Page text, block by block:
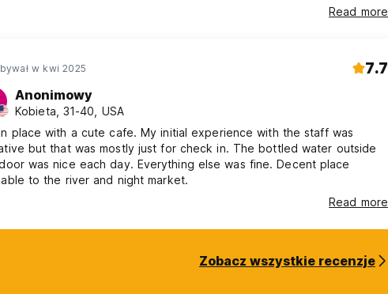
Read more
w kwi 2025 7.7
Anonimowy
Kobieta, 31-40, USA
place with a cute cafe. My initial experience with the staff was
but that was mostly just for check in. The bottled water outside
nice each day. Everything else was fine. Decent place
to the river and night market.
Read more
Zobacz wszystkie recenzje